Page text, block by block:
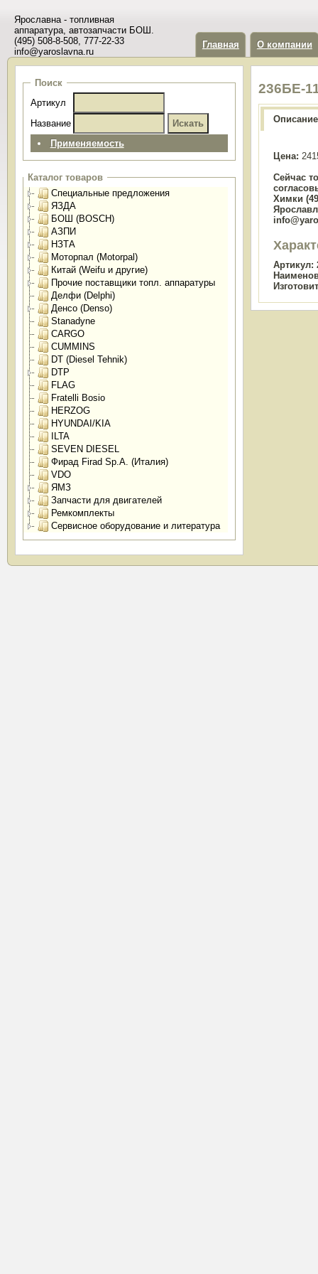
Ярославна - топливная
аппаратура, автозапчасти БОШ.
(495) 508-8-508, 777-22-33
info@yaroslavna.ru
Главная О компании
Поиск
Артикул
Название
Применяемость
Каталог товаров
Специальные предложения
ЯЗДА
БОШ (BOSCH)
АЗПИ
НЗТА
Моторпал (Motorpal)
Китай (Weifu и другие)
Прочие поставщики топл. аппаратуры
Делфи (Delphi)
Денсо (Denso)
Stanadyne
CARGO
CUMMINS
DT (Diesel Tehnik)
DTP
FLAG
Fratelli Bosio
HERZOG
HYUNDAI/KIA
ILTA
SEVEN DIESEL
Фирад Firad Sp.A. (Италия)
VDO
ЯМЗ
Запчасти для двигателей
Ремкомплекты
Сервисное оборудование и литература
236БЕ-
Описание
Цена:
Сейчас
Химки
Артикул: